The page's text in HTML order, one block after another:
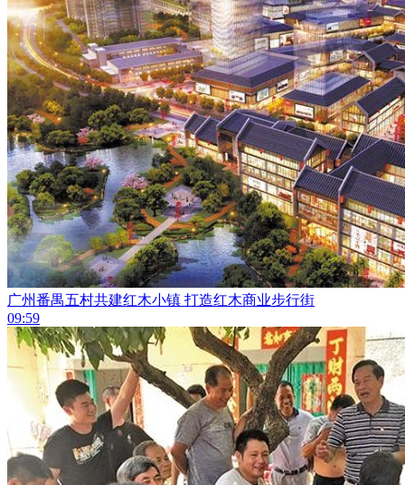
广州番禺五村共建红木小镇 打造红木商业步行街
09:59